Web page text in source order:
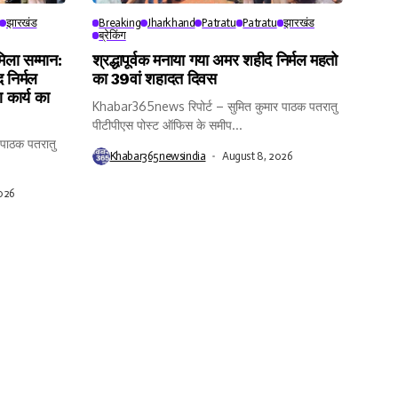
झारखंड
सम्मान:
का
पतरातु
Breaking Jharkhand Patratu Patratu झारखंड
ब्रेकिंग
श्रद्धापूर्वक मनाया गया अमर शहीद निर्मल महतो
का 39वां शहादत दिवस
Khabar365news रिपोर्ट – सुमित कुमार पाठक पतरातु
पीटीपीएस पोस्ट ऑफिस के समीप...
Khabar365newsindia August 8, 2026